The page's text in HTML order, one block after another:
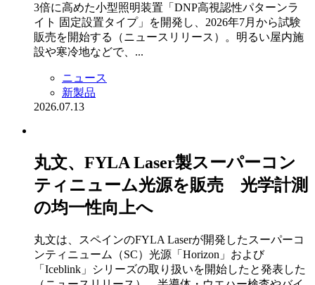
3倍に高めた小型照明装置「DNP高視認性パターンラ
イト 固定設置タイプ」を開発し、2026年7月から試験
販売を開始する（ニュースリリース）。明るい屋内施
設や寒冷地などで、...
ニュース
新製品
2026.07.13
丸文、FYLA Laser製スーパーコン
ティニューム光源を販売 光学計測
の均一性向上へ
丸文は、スペインのFYLA Laserが開発したスーパーコ
ンティニューム（SC）光源「Horizon」および
「Iceblink」シリーズの取り扱いを開始したと発表した